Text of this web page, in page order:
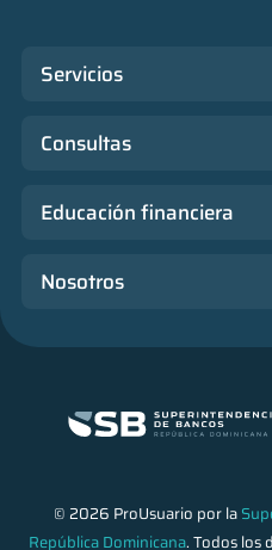
© 2026 ProUsuario por la
República Dominicana. Todos los
Servicios
Consultas
Educación financiera
Nosotros